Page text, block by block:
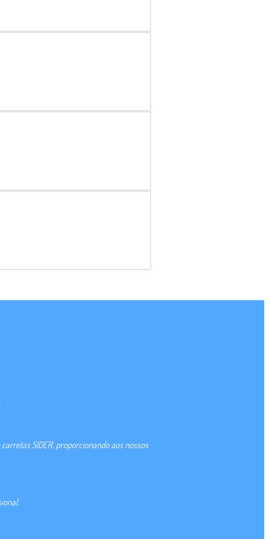
SIDER, proporcionando aos nossos